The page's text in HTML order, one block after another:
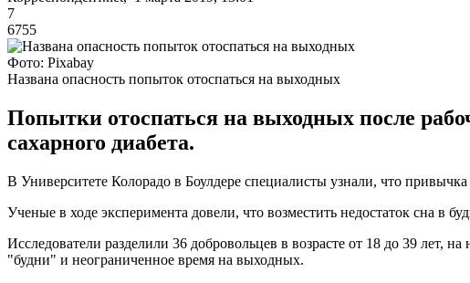
7
6755
Фото: Pixabay
Названа опасность попыток отоспаться на выходных
Попытки отоспаться на выходных после
сахарного диабета.
В Университете Колорадо в Боулдере специалисты узнали, что
Ученые в ходе эксперимента довели, что возместить недостаток сна в
Исследователи разделили 36 добровольцев в возрасте от 18 до 39 лет,
"будни" и неограниченное время на выходных.